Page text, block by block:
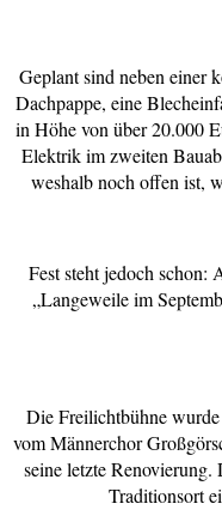
Geplant sind neben einer
Dachpappe, eine
in Höhe von über 20.000
Elektrik im zweiten
weshalb noch offen ist,
Fest steht jedoch schon:
„Langeweile im
Die Freilichtbühne
vom Männerchor
seine letzte
Traditionsort